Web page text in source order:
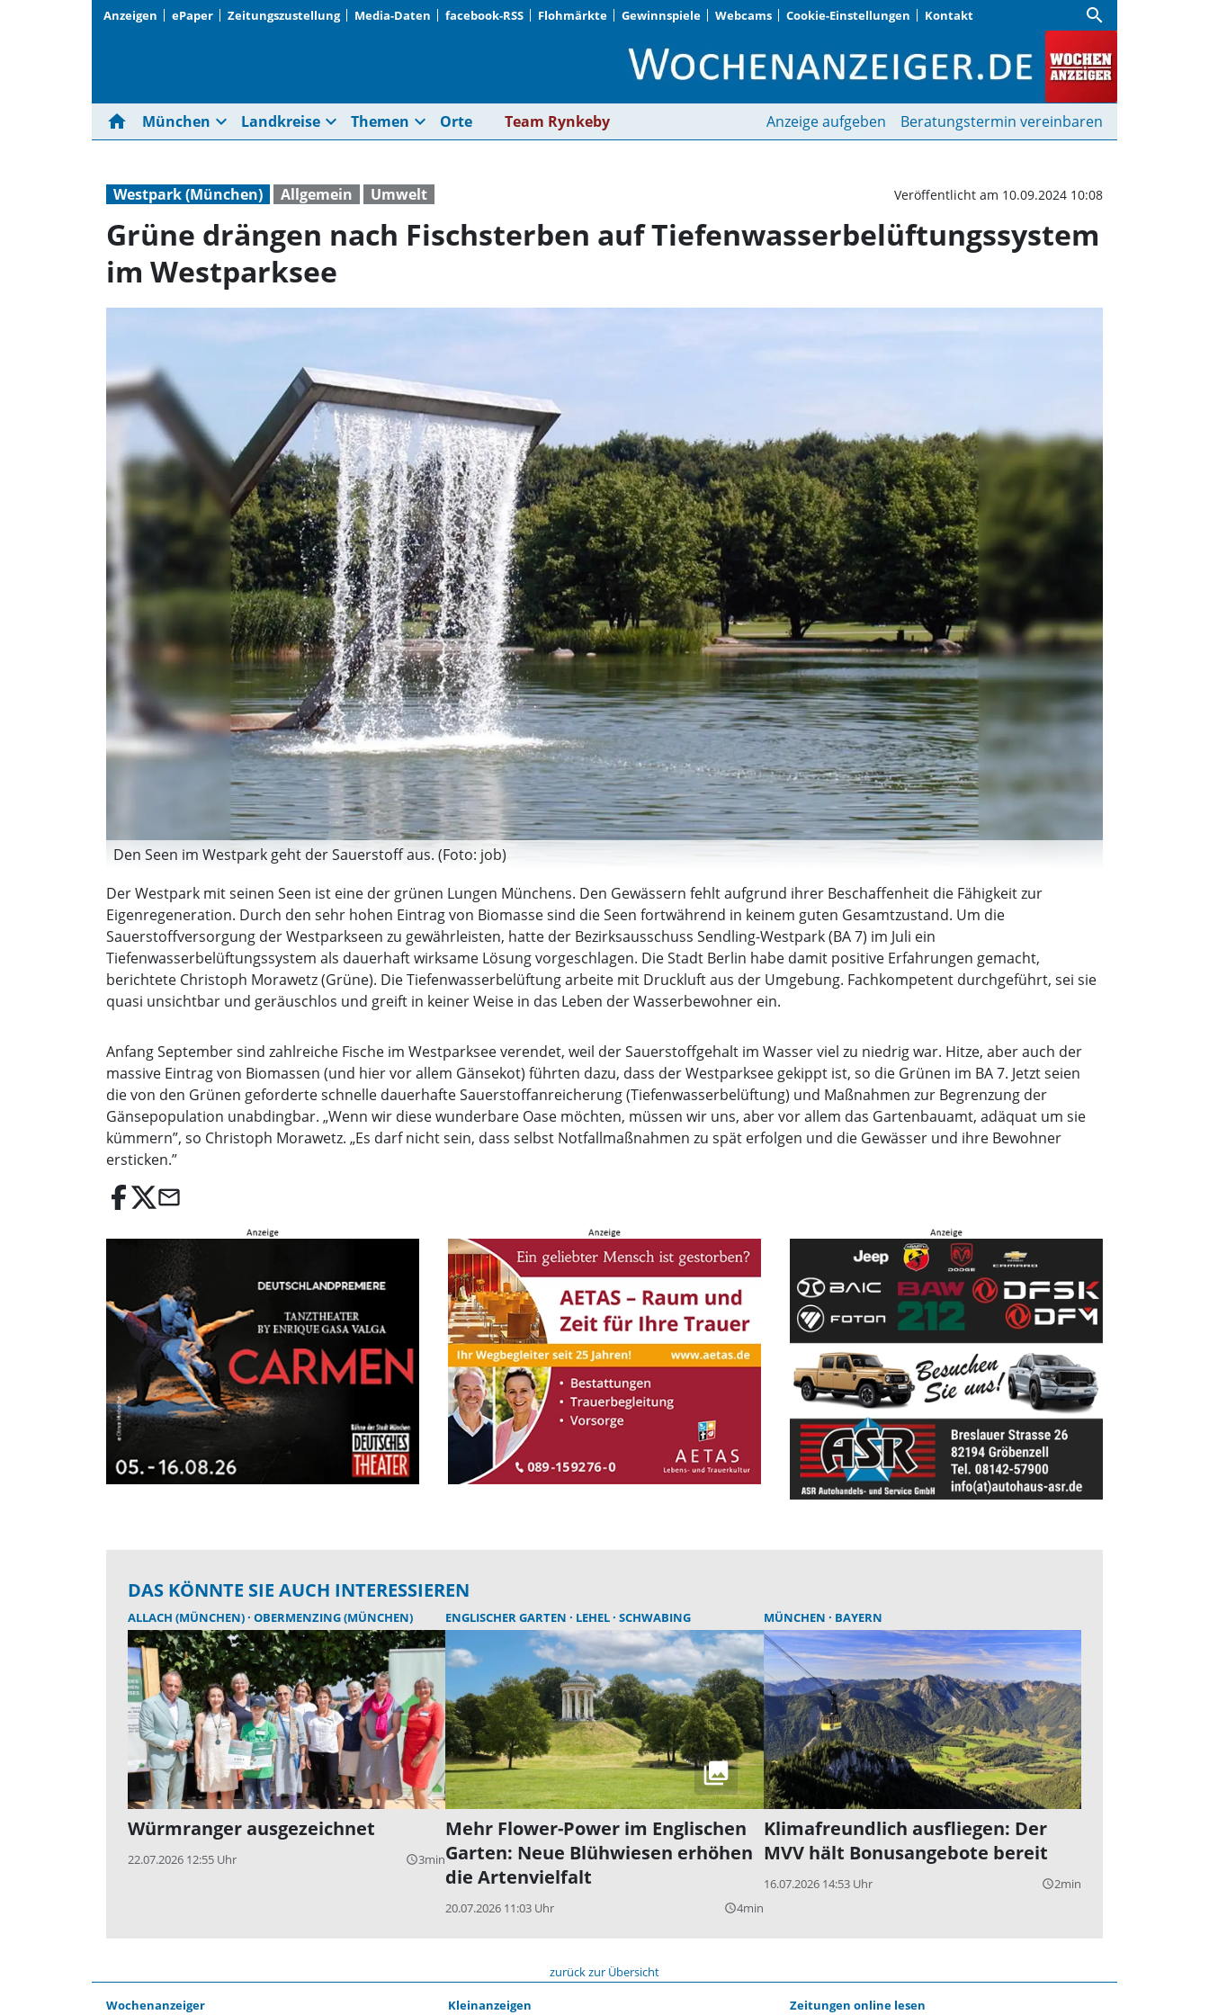
Anzeigen ePaper Zeitungszustellung Media-Daten facebook-RSS Flohmärkte Gewinnspiele Webcams Cookie-Einstellungen Kontakt search
Grüne drängen nach Fischsterben auf
home München expand_more Landkreise expand_more Themen expand_more Orte Team Rynkeby Anzeige aufgeben Beratungstermin vereinbaren
Westpark (München) Allgemein Umwelt Veröffentlicht am 10.09.2024 10:08
Grüne drängen nach Fischsterben auf Tiefenwasserbelüftungssystem
im Westparksee
Den Seen im Westpark geht der Sauerstoff aus. (Foto: job)
Der Westpark mit seinen Seen ist eine der grünen Lungen Münchens. Den Gewässern fehlt aufgrund ihrer Beschaffenheit die Fähigkeit zur
Eigenregeneration. Durch den sehr hohen Eintrag von Biomasse sind die Seen fortwährend in keinem guten Gesamtzustand. Um die
Sauerstoffversorgung der Westparkseen zu gewährleisten, hatte der Bezirksausschuss Sendling-Westpark (BA 7) im Juli ein
Tiefenwasserbelüftungssystem als dauerhaft wirksame Lösung vorgeschlagen. Die Stadt Berlin habe damit positive Erfahrungen gemacht,
berichtete Christoph Morawetz (Grüne). Die Tiefenwasserbelüftung arbeite mit Druckluft aus der Umgebung. Fachkompetent durchgeführt, sei sie
quasi unsichtbar und geräuschlos und greift in keiner Weise in das Leben der Wasserbewohner ein.
Anfang September sind zahlreiche Fische im Westparksee verendet, weil der Sauerstoffgehalt im Wasser viel zu niedrig war. Hitze, aber auch der
massive Eintrag von Biomassen (und hier vor allem Gänsekot) führten dazu, dass der Westparksee gekippt ist, so die Grünen im BA 7. Jetzt seien
die von den Grünen geforderte schnelle dauerhafte Sauerstoffanreicherung (Tiefenwasserbelüftung) und Maßnahmen zur Begrenzung der
Gänsepopulation unabdingbar. „Wenn wir diese wunderbare Oase möchten, müssen wir uns, aber vor allem das Gartenbauamt, adäquat um sie
kümmern”, so Christoph Morawetz. „Es darf nicht sein, dass selbst Notfallmaßnahmen zu spät erfolgen und die Gewässer und ihre Bewohner
ersticken.”
email
DAS KÖNNTE SIE AUCH INTERESSIEREN
ALLACH (MÜNCHEN) OBERMENZING (MÜNCHEN)
Würmranger ausgezeichnet
22.07.2026 12:55 Uhr query_builder3min
ENGLISCHER GARTEN LEHEL SCHWABING
Mehr Flower-Power im Englischen
Garten: Neue Blühwiesen erhöhen
die Artenvielfalt
20.07.2026 11:03 Uhr query_builder4min
MÜNCHEN BAYERN
Klimafreundlich ausfliegen: Der
MVV hält Bonusangebote bereit
16.07.2026 14:53 Uhr query_builder2min
zurück zur Übersicht
Wochenanzeiger Kleinanzeigen Zeitungen online lesen